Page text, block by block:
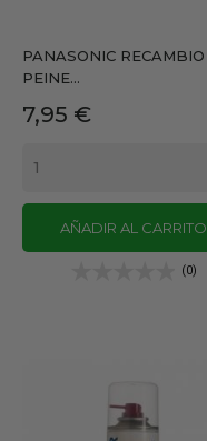
PANASONIC RECAMBIO
PEINE...
Precio
7,95 €
AÑADIR AL CARRITO
(0)